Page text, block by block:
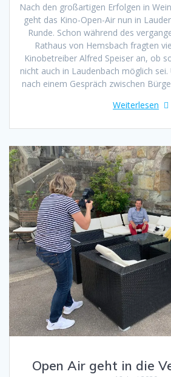
Nach den großartigen Erfolgen in
geht das Kino-Open-Air nun in
Runde. Schon während des
Rathaus von Hemsbach fragten
Kinobetreiber Alfred Speiser an, ob
nicht auch in Laudenbach möglich
nach einem Gespräch zwischen
Weiterlesen
Open Air geht in die